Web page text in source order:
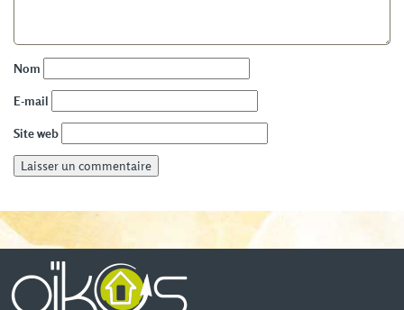
Nom
E-mail
Site web